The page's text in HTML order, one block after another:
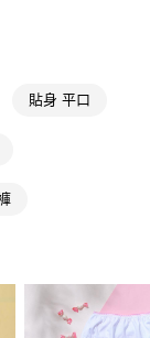
AFTEE先享後付」
貼身 平口